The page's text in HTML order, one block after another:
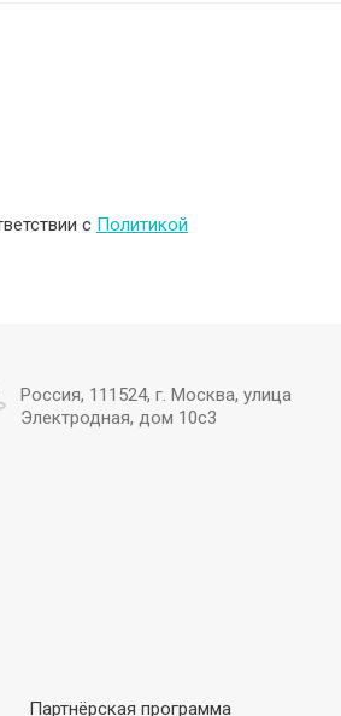
с Политикой
Россия, 111524, г. Москва, улица
Электродная, дом 10с3
Партнёрская программа